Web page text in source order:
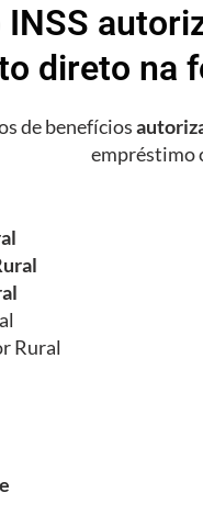
direto na
de benefícios
empréstimo
Rural